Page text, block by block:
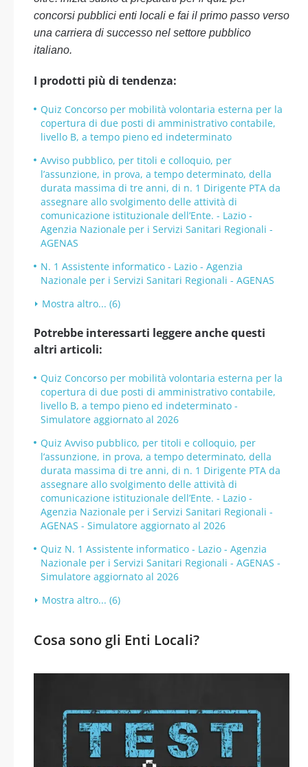
concorsi pubblici enti locali e fai il primo passo verso
una carriera di successo nel settore pubblico
italiano.
I prodotti più di tendenza:
Quiz Concorso per mobilità volontaria esterna per la
copertura di due posti di amministrativo contabile,
livello B, a tempo pieno ed indeterminato
Avviso pubblico, per titoli e colloquio, per
l’assunzione, in prova, a tempo determinato, della
durata massima di tre anni, di n. 1 Dirigente PTA da
assegnare allo svolgimento delle attività di
comunicazione istituzionale dell’Ente. - Lazio -
Agenzia Nazionale per i Servizi Sanitari Regionali -
AGENAS
N. 1 Assistente informatico - Lazio - Agenzia
Nazionale per i Servizi Sanitari Regionali - AGENAS
Mostra altro... (6)
Potrebbe interessarti leggere anche questi
altri articoli:
Quiz Concorso per mobilità volontaria esterna per la
copertura di due posti di amministrativo contabile,
livello B, a tempo pieno ed indeterminato -
Simulatore aggiornato al 2026
Quiz Avviso pubblico, per titoli e colloquio, per
l’assunzione, in prova, a tempo determinato, della
durata massima di tre anni, di n. 1 Dirigente PTA da
assegnare allo svolgimento delle attività di
comunicazione istituzionale dell’Ente. - Lazio -
Agenzia Nazionale per i Servizi Sanitari Regionali -
AGENAS - Simulatore aggiornato al 2026
Quiz N. 1 Assistente informatico - Lazio - Agenzia
Nazionale per i Servizi Sanitari Regionali - AGENAS -
Simulatore aggiornato al 2026
Mostra altro... (6)
Cosa sono gli Enti Locali?